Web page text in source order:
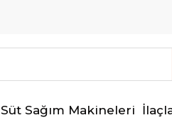
Süt Sağım Makineleri